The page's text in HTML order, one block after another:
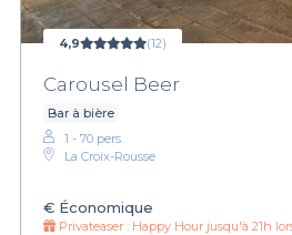
4,9 (12)
Carousel Beer
Bar à bière
1 - 70 pers.
La Croix-Rousse
€ Économique
Privateaser : Happy Hour jusqu'à 21h lors